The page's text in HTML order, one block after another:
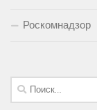
Роскомнадзор
Найти: